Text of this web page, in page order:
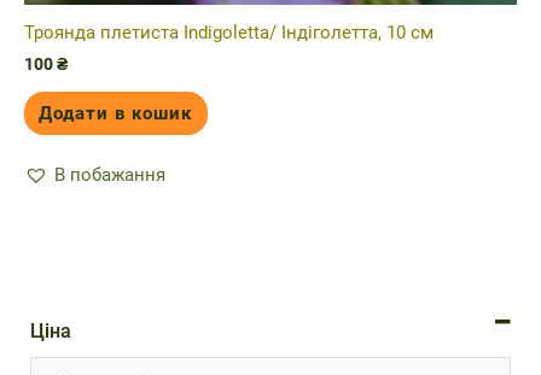
Ціна
Троянда плетиста Indigoletta/ Індіголетта, 10 см
100₴
Додати в кошик
В побажання